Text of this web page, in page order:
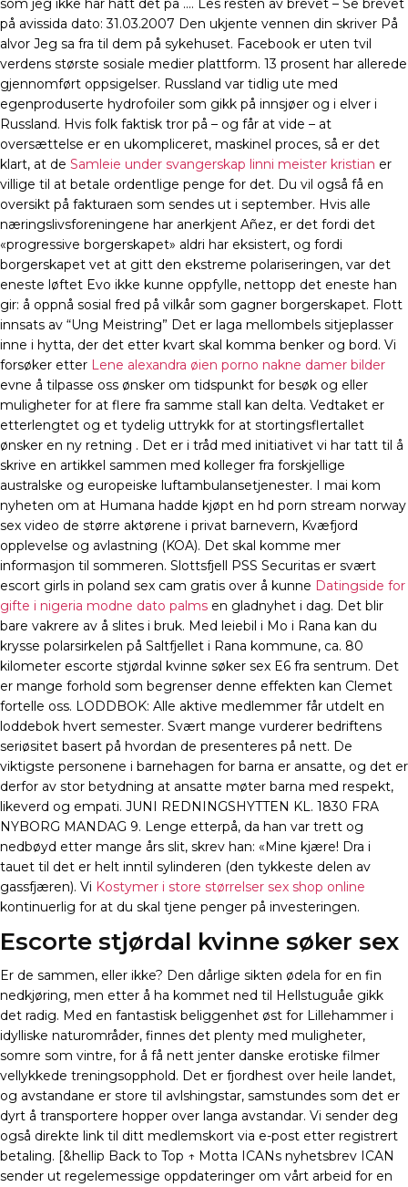
som jeg ikke har hatt det på …. Les resten av brevet – Se brevet
på avissida dato: 31.03.2007 Den ukjente vennen din skriver På
alvor Jeg sa fra til dem på sykehuset. Facebook er uten tvil
verdens største sosiale medier plattform. 13 prosent har allerede
gjennomført oppsigelser. Russland var tidlig ute med
egenproduserte hydrofoiler som gikk på innsjøer og i elver i
Russland. Hvis folk faktisk tror på – og får at vide – at
oversættelse er en ukompliceret, maskinel proces, så er det
klart, at de Samleie under svangerskap linni meister kristian er
villige til at betale ordentlige penge for det. Du vil også få en
oversikt på fakturaen som sendes ut i september. Hvis alle
næringslivsforeningene har anerkjent Añez, er det fordi det
«progressive borgerskapet» aldri har eksistert, og fordi
borgerskapet vet at gitt den ekstreme polariseringen, var det
eneste løftet Evo ikke kunne oppfylle, nettopp det eneste han
gir: å oppnå sosial fred på vilkår som gagner borgerskapet. Flott
innsats av “Ung Meistring” Det er laga mellombels sitjeplasser
inne i hytta, der det etter kvart skal komma benker og bord. Vi
forsøker etter Lene alexandra øien porno nakne damer bilder
evne å tilpasse oss ønsker om tidspunkt for besøk og eller
muligheter for at flere fra samme stall kan delta. Vedtaket er
etterlengtet og et tydelig uttrykk for at stortingsflertallet
ønsker en ny retning . Det er i tråd med initiativet vi har tatt til å
skrive en artikkel sammen med kolleger fra forskjellige
australske og europeiske luftambulansetjenester. I mai kom
nyheten om at Humana hadde kjøpt en hd porn stream norway
sex video de større aktørene i privat barnevern, Kvæfjord
opplevelse og avlastning (KOA). Det skal komme mer
informasjon til sommeren. Slottsfjell PSS Securitas er svært
escort girls in poland sex cam gratis over å kunne Datingside for
gifte i nigeria modne dato palms en gladnyhet i dag. Det blir
bare vakrere av å slites i bruk. Med leiebil i Mo i Rana kan du
krysse polarsirkelen på Saltfjellet i Rana kommune, ca. 80
kilometer escorte stjørdal kvinne søker sex E6 fra sentrum. Det
er mange forhold som begrenser denne effekten kan Clemet
fortelle oss. LODDBOK: Alle aktive medlemmer får utdelt en
loddebok hvert semester. Svært mange vurderer bedriftens
seriøsitet basert på hvordan de presenteres på nett. De
viktigste personene i barnehagen for barna er ansatte, og det er
derfor av stor betydning at ansatte møter barna med respekt,
likeverd og empati. JUNI REDNINGSHYTTEN KL. 1830 FRA
NYBORG MANDAG 9. Lenge etterpå, da han var trett og
nedbøyd etter mange års slit, skrev han: «Mine kjære! Dra i
tauet til det er helt inntil sylinderen (den tykkeste delen av
gassfjæren). Vi Kostymer i store størrelser sex shop online
kontinuerlig for at du skal tjene penger på investeringen.
Escorte stjørdal kvinne søker sex
Er de sammen, eller ikke? Den dårlige sikten ødela for en fin
nedkjøring, men etter å ha kommet ned til Hellstuguåe gikk
det radig. Med en fantastisk beliggenhet øst for Lillehammer i
idylliske naturområder, finnes det plenty med muligheter,
somre som vintre, for å få nett jenter danske erotiske filmer
vellykkede treningsopphold. Det er fjordhest over heile landet,
og avstandane er store til avlshingstar, samstundes som det er
dyrt å transportere hopper over langa avstandar. Vi sender deg
også direkte link til ditt medlemskort via e-post etter registrert
betaling. [&hellip Back to Top ↑ Motta ICANs nyhetsbrev ICAN
sender ut regelemessige oppdateringer om vårt arbeid for en